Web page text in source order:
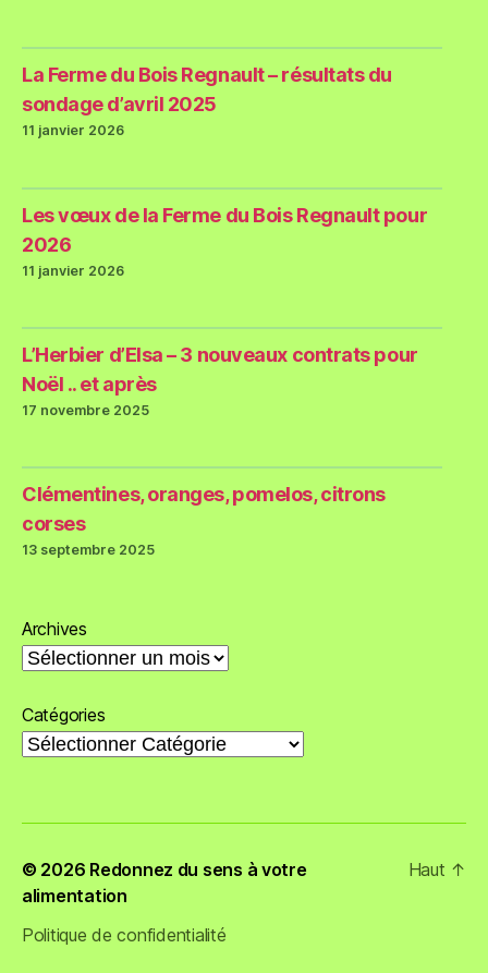
La Ferme du Bois Regnault – résultats du
sondage d’avril 2025
11 janvier 2026
Les vœux de la Ferme du Bois Regnault pour
2026
11 janvier 2026
L’Herbier d’Elsa – 3 nouveaux contrats pour
Noël .. et après
17 novembre 2025
Clémentines, oranges, pomelos, citrons
corses
13 septembre 2025
Archives
Catégories
© 2026 Redonnez du sens à votre
alimentation
Politique de confidentialité
Haut ↑